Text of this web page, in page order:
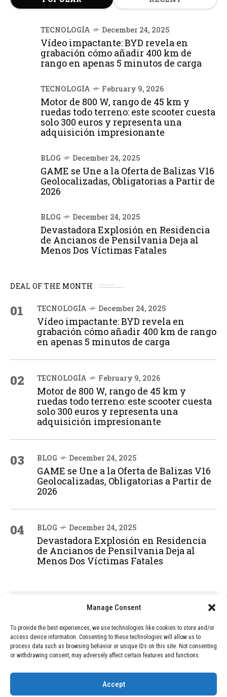
Manage Consent
To provide the best experiences, we use technologies like cookies to store and/or
access device information. Consenting to these technologies will allow us to
process data such as browsing behavior or unique IDs on this site. Not consenting
or withdrawing consent, may adversely affect certain features and functions.
Accept
TECNOLOGÍA December 24, 2025
Vídeo impactante: BYD revela en
grabación cómo añadir 400 km de
rango en apenas 5 minutos de carga
TECNOLOGÍA February 9, 2026
Motor de 800 W, rango de 45 km y
ruedas todo terreno: este scooter cuesta
solo 300 euros y representa una
adquisición impresionante
BLOG December 24, 2025
GAME se Une a la Oferta de Balizas V16
Geolocalizadas, Obligatorias a Partir de
2026
BLOG December 24, 2025
Devastadora Explosión en Residencia
de Ancianos de Pensilvania Deja al
Menos Dos Víctimas Fatales
DEAL OF THE MONTH
01 TECNOLOGÍA December 24, 2025
Vídeo impactante: BYD revela en
grabación cómo añadir 400 km de rango
en apenas 5 minutos de carga
02 TECNOLOGÍA February 9, 2026
Motor de 800 W, rango de 45 km y
ruedas todo terreno: este scooter cuesta
solo 300 euros y representa una
adquisición impresionante
03 BLOG December 24, 2025
GAME se Une a la Oferta de Balizas V16
Geolocalizadas, Obligatorias a Partir de
2026
04 BLOG December 24, 2025
Devastadora Explosión en Residencia
de Ancianos de Pensilvania Deja al
Menos Dos Víctimas Fatales